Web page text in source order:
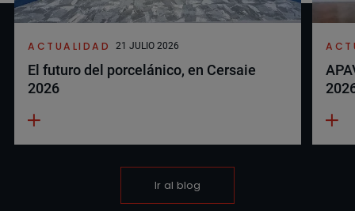
ACTUALIDAD 21 JULIO 2026
El futuro del porcelánico, en Cersaie
2026
Ir al blog